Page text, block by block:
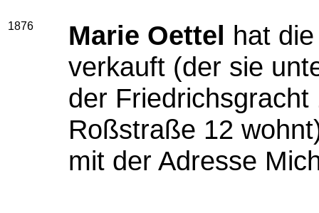
1876 Marie Oettel hat
verkauft (der sie
der
Roßstraße 12
mit der Adresse